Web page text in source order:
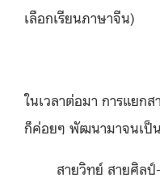
เลือกเรียนภาษาจีน)
ในเวลาต่อมา การแยก
ก็ค่อยๆ พัฒนามาจนเป็น
สายวิทย์ สายศิลป์